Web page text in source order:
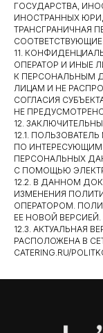
ГОСУДАРСТВА,
ИНОСТРАННЫХ
ТРАНСГРАНИЧНАЯ
11.
ОПЕРАТОР И ИНЫЕ
К ПЕРСОНАЛЬНЫМ
ЛИЦАМ И НЕ
СОГЛАСИЯ
НЕ
12.
12.1.
ПО
ПЕРСОНАЛЬНЫХ
С ПОМОЩЬЮ
12.2. В ДАННОМ
ИЗМЕНЕНИЯ
ОПЕРАТОРОМ.
ЕЕ НОВОЙ ВЕРСИЕЙ.
12.3. АКТУАЛЬНАЯ
РАСПОЛОЖЕНА В
CATERING.RU/